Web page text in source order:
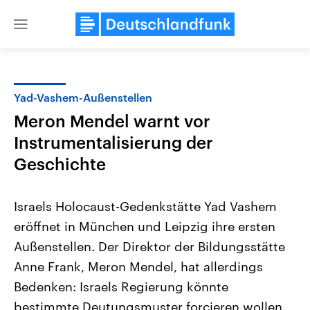
Close
Landtagswahl Sachsen-Anhalt
2026
Alle Informationen
Sachsen-Anhalt wählt am 6.
September 2026 einen neuen
Landtag. Seit 2021 wird das
Bundesland von einer Koalition aus
USA
Aktuelle Beiträge,
Hintergründe
Wirtschaftlich und
gehören die Vereinigten
mit großem Einfluss auf
Yad-Vashem-Außenstellen
Meron Mendel warnt vor
Instrumentalisierung der
Geschichte
Israels Holocaust-Gedenkstätte Yad Vashem
eröffnet in München und Leipzig ihre ersten
Außenstellen. Der Direktor der Bildungsstätte
Anne Frank, Meron Mendel, hat allerdings
Bedenken: Israels Regierung könnte
bestimmte Deutungsmuster forcieren wollen.